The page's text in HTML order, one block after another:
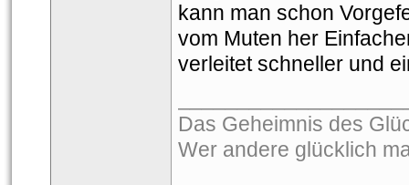
kann man schon
vom Muten her
verleitet schneller und
Das Geheimnis des
Wer andere glücklich